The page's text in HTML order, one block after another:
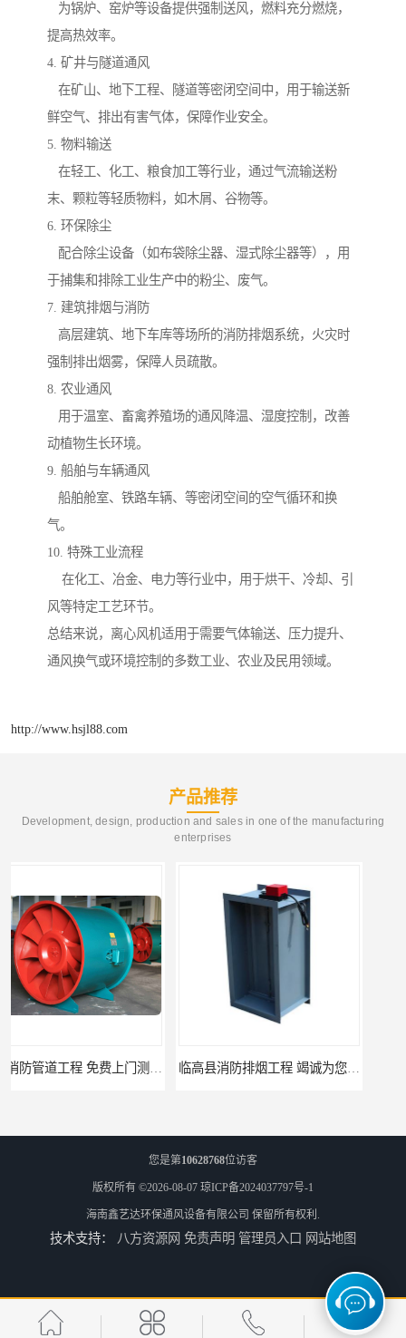
为锅炉、窑炉等设备提供强制送风，燃料充分燃烧，
提高热效率。
4. 矿井与隧道通风
在矿山、地下工程、隧道等密闭空间中，用于输送新
鲜空气、排出有害气体，保障作业安全。
5. 物料输送
在轻工、化工、粮食加工等行业，通过气流输送粉
末、颗粒等轻质物料，如木屑、谷物等。
6. 环保除尘
配合除尘设备（如布袋除尘器、湿式除尘器等），用
于捕集和排除工业生产中的粉尘、废气。
7. 建筑排烟与消防
高层建筑、地下车库等场所的消防排烟系统，火灾时
强制排出烟雾，保障人员疏散。
8. 农业通风
用于温室、畜禽养殖场的通风降温、湿度控制，改善
动植物生长环境。
9. 船舶与车辆通风
船舶舱室、铁路车辆、等密闭空间的空气循环和换
气。
10. 特殊工业流程
在化工、冶金、电力等行业中，用于烘干、冷却、引
风等特定工艺环节。
总结来说，离心风机适用于需要气体输送、压力提升、
通风换气或环境控制的多数工业、农业及民用领域。
http://www.hsjl88.com
产品推荐
Development, design, production and sales in one of the manufacturing
enterprises
临高县消防排烟工程 竭诚为您服务
免费设计 屯昌县地下室新风工厂 竭诚为您服务 琼海地下室新风工程
您是第10628768位访客
版权所有 ©2026-08-07 琼ICP备2024037797号-1
海南鑫艺达环保通风设备有限公司 保留所有权利.
技术支持： 八方资源网 免责声明 管理员入口 网站地图